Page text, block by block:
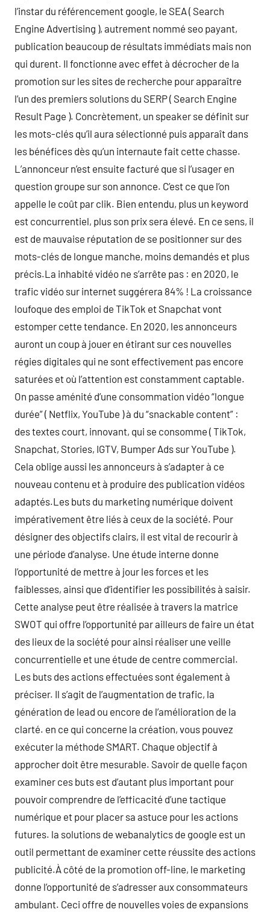
l’instar du référencement google, le SEA ( Search
Engine Advertising ), autrement nommé seo payant,
publication beaucoup de résultats immédiats mais non
qui durent. Il fonctionne avec effet à décrocher de la
promotion sur les sites de recherche pour apparaître
l’un des premiers solutions du SERP ( Search Engine
Result Page ). Concrètement, un speaker se définit sur
les mots-clés qu’il aura sélectionné puis apparaît dans
les bénéfices dès qu’un internaute fait cette chasse.
L’annonceur n’est ensuite facturé que si l’usager en
question groupe sur son annonce. C’est ce que l’on
appelle le coût par clik. Bien entendu, plus un keyword
est concurrentiel, plus son prix sera élevé. En ce sens, il
est de mauvaise réputation de se positionner sur des
mots-clés de longue manche, moins demandés et plus
précis.La inhabité vidéo ne s’arrête pas : en 2020, le
trafic vidéo sur internet suggérera 84% ! La croissance
loufoque des emploi de TikTok et Snapchat vont
estomper cette tendance. En 2020, les annonceurs
auront un coup à jouer en étirant sur ces nouvelles
régies digitales qui ne sont effectivement pas encore
saturées et où l’attention est constamment captable.
On passe aménité d’une consommation vidéo “longue
durée” ( Netflix, YouTube ) à du “snackable content” :
des textes court, innovant, qui se consomme ( TikTok,
Snapchat, Stories, IGTV, Bumper Ads sur YouTube ).
Cela oblige aussi les annonceurs à s’adapter à ce
nouveau contenu et à produire des publication vidéos
adaptés.Les buts du marketing numérique doivent
impérativement être liés à ceux de la société. Pour
désigner des objectifs clairs, il est vital de recourir à
une période d’analyse. Une étude interne donne
l’opportunité de mettre à jour les forces et les
faiblesses, ainsi que d’identifier les possibilités à saisir.
Cette analyse peut être réalisée à travers la matrice
SWOT qui offre l’opportunité par ailleurs de faire un état
des lieux de la société pour ainsi réaliser une veille
concurrentielle et une étude de centre commercial.
Les buts des actions effectuées sont également à
préciser. Il s’agit de l’augmentation de trafic, la
génération de lead ou encore de l’amélioration de la
clarté. en ce qui concerne la création, vous pouvez
exécuter la méthode SMART. Chaque objectif à
approcher doit être mesurable. Savoir de quelle façon
examiner ces buts est d’autant plus important pour
pouvoir comprendre de l’efficacité d’une tactique
numérique et pour placer sa astuce pour les actions
futures. la solutions de webanalytics de google est un
outil permettant de examiner cette réussite des actions
publicité.À côté de la promotion off-line, le marketing
donne l’opportunité de s’adresser aux consommateurs
ambulant. Ceci offre de nouvelles voies de expansions